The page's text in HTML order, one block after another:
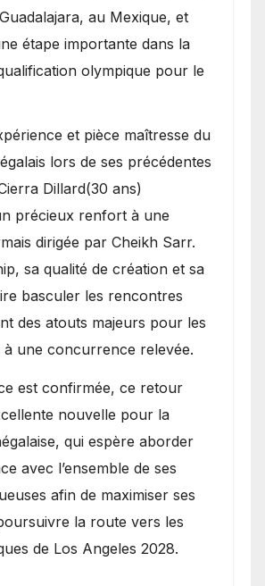
au Mexique, et
étape importante dans la
olympique pour le
et pièce maîtresse du
lors de ses précédentes
Dillard(30 ans)
précieux renfort à une
dirigée par Cheikh Sarr.
sa qualité de création et sa
basculer les rencontres
des atouts majeurs pour les
à une concurrence relevée.
est confirmée, ce retour
nouvelle pour la
qui espère aborder
avec l’ensemble de ses
afin de maximiser ses
la route vers les
de Los Angeles 2028.